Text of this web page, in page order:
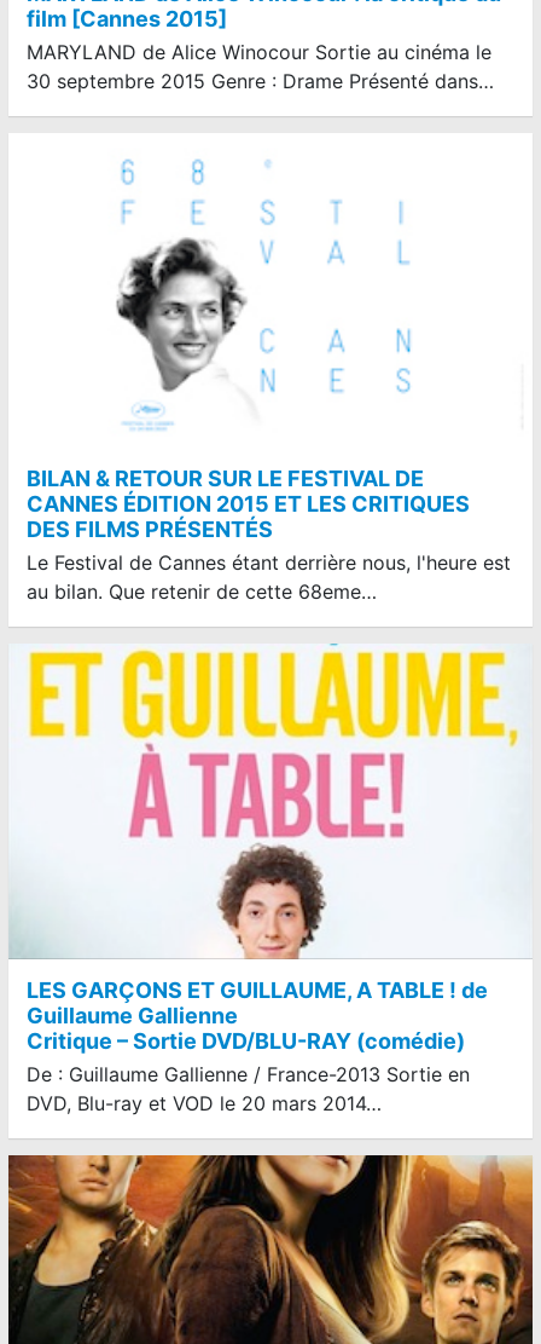
film [Cannes 2015]
MARYLAND de Alice Winocour Sortie au cinéma le
30 septembre 2015 Genre : Drame Présenté dans…
BILAN & RETOUR SUR LE FESTIVAL DE
CANNES ÉDITION 2015 ET LES CRITIQUES
DES FILMS PRÉSENTÉS
Le Festival de Cannes étant derrière nous, l'heure est
au bilan. Que retenir de cette 68eme…
LES GARÇONS ET GUILLAUME, A TABLE ! de
Guillaume Gallienne
Critique – Sortie DVD/BLU-RAY (comédie)
De : Guillaume Gallienne / France-2013 Sortie en
DVD, Blu-ray et VOD le 20 mars 2014…